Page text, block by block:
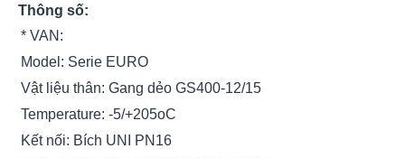
Thông số:
* VAN:
Model: Serie EURO
Vật liệu thân: Gang dẻo GS400-12/15
Temperature: -5/+205oC
Kết nối: Bích UNI PN16